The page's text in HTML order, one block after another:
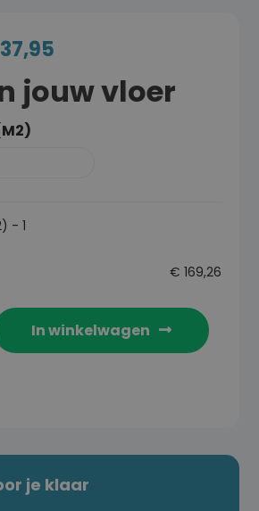
37,95
jouw vloer
-1
€ 169,26
In winkelwagen
je klaar